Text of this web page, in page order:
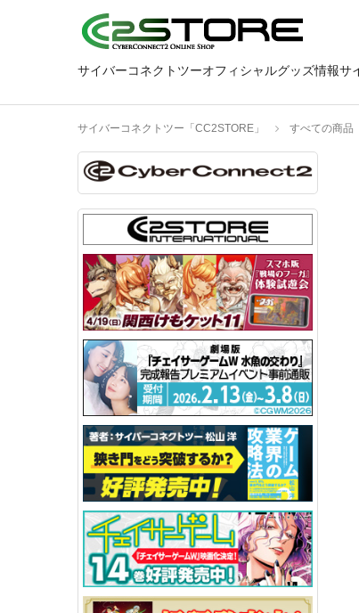
サイバーコネクトツーオフィシャルグッズ情報サ
サイバーコネクトツー「CC2STORE」 すべての商品